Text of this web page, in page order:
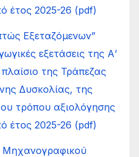
έτος 2025-26 (pdf)
Εξεταζόμενων”
εξετάσεις της Α’
της Τράπεζας
Δυσκολίας, της
τρόπου αξιολόγησης
έτος 2025-26 (pdf)
Μηχανογραφικού